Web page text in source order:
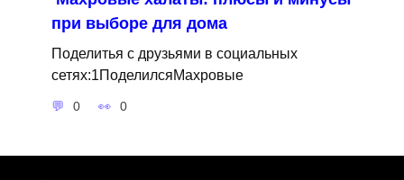
при выборе для дома
Поделитья с друзьями в социальных
сетях:1ПоделилсяМахровые
0 0